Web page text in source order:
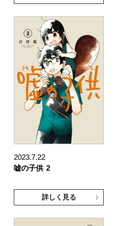
2023.7.22
嘘の子供 2
詳しく見る